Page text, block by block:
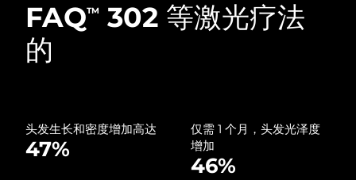
FAQTM
302 等激光疗法
的
头发生长和密度增加高达
47%
仅需 1 个月，头发光泽度
增加
46%
FOREO APP
关于我们
科威特 预计送达日期8/10/26
拉脱维亚
立陶宛 预计送达日期8/10/26
预计送达日期